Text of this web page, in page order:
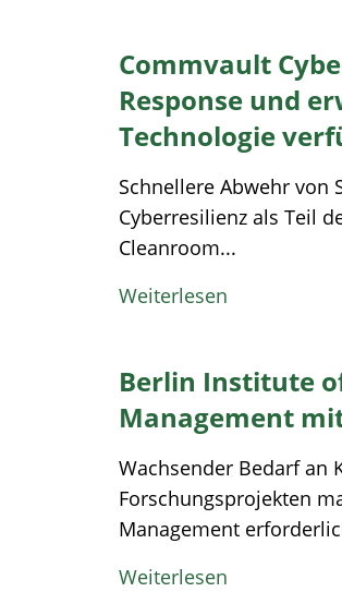
Commvault
Response und
Technologie
Schnellere Abwehr von
Cyberresilienz als Teil
Cleanroom...
Weiterlesen
Berlin Institute
Management
Wachsender Bedarf an
Forschungsprojekten
Management
Weiterlesen